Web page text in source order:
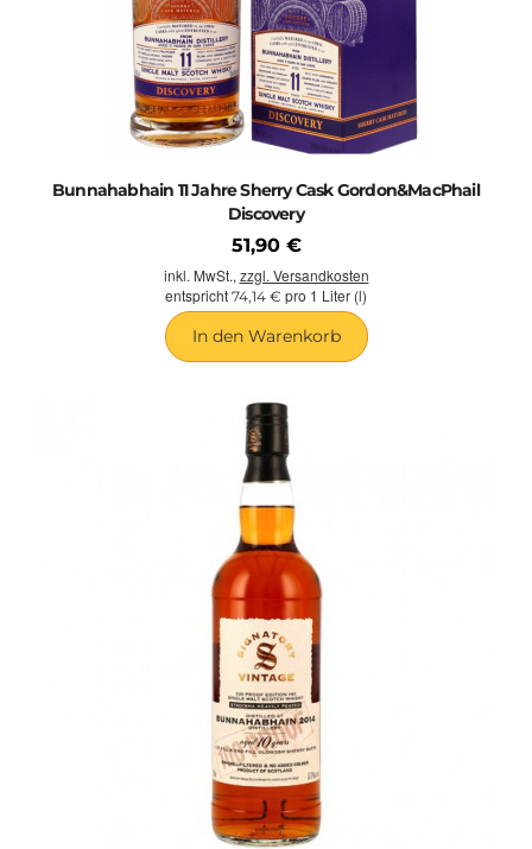
Bunnahabhain 11 Jahre Sherry Cask Gordon&MacPhail
Discovery
51,90 €
inkl. MwSt., zzgl. Versandkosten
entspricht 74,14 € pro 1 Liter (l)
In den Warenkorb